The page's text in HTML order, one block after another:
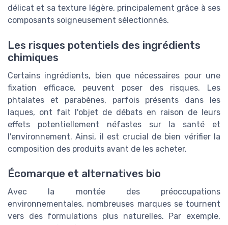
délicat et sa texture légère, principalement grâce à ses
composants soigneusement sélectionnés.
Les risques potentiels des ingrédients
chimiques
Certains ingrédients, bien que nécessaires pour une
fixation efficace, peuvent poser des risques. Les
phtalates et parabènes, parfois présents dans les
laques, ont fait l'objet de débats en raison de leurs
effets potentiellement néfastes sur la santé et
l'environnement. Ainsi, il est crucial de bien vérifier la
composition des produits avant de les acheter.
Écomarque et alternatives bio
Avec la montée des préoccupations
environnementales, nombreuses marques se tournent
vers des formulations plus naturelles. Par exemple,